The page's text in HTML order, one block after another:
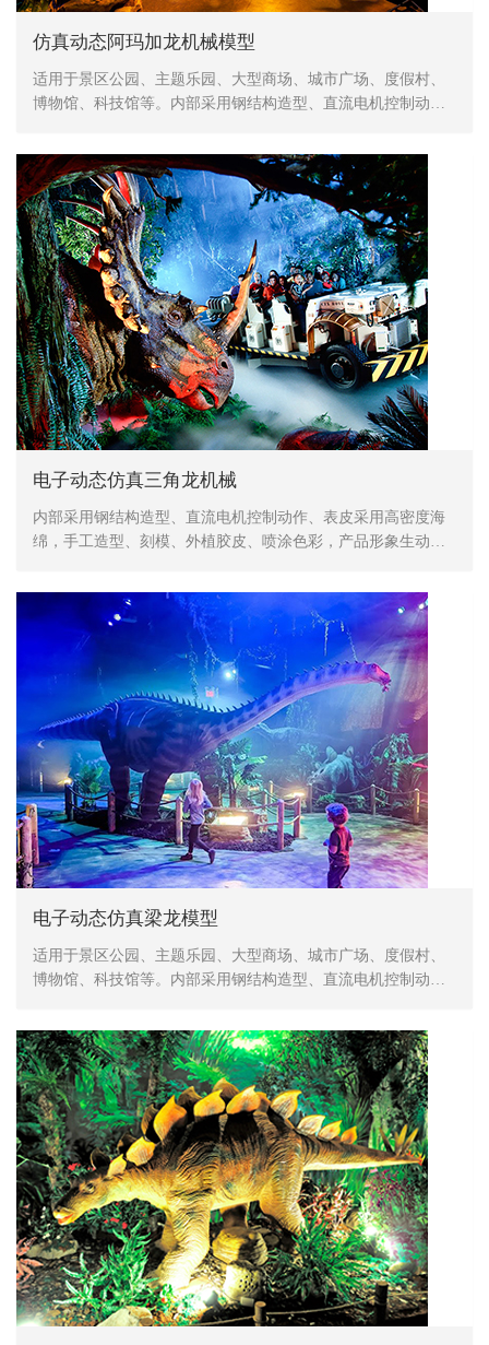
仿真动态阿玛加龙机械模型
适用于景区公园、主题乐园、大型商场、城市广场、度假村、
博物馆、科技馆等。内部采用钢结构造型、直流电机控制动
色彩，产品形象生动、逼真，动作灵活、自然，防水，防火，
防冻，抗高温
电子动态仿真三角龙机械
内部采用钢结构造型、直流电机控制动作、表皮采用高密度海
绵，手工造型、刻模、外植胶皮、喷涂色彩，产品形象生动、
电子动态仿真梁龙模型
适用于景区公园、主题乐园、大型商场、城市广场、度假村、
博物馆、科技馆等。内部采用钢结构造型、直流电机控制动
色彩，产品形象生动、逼真，动作灵活、自然，防水，防火，
防冻，抗高温